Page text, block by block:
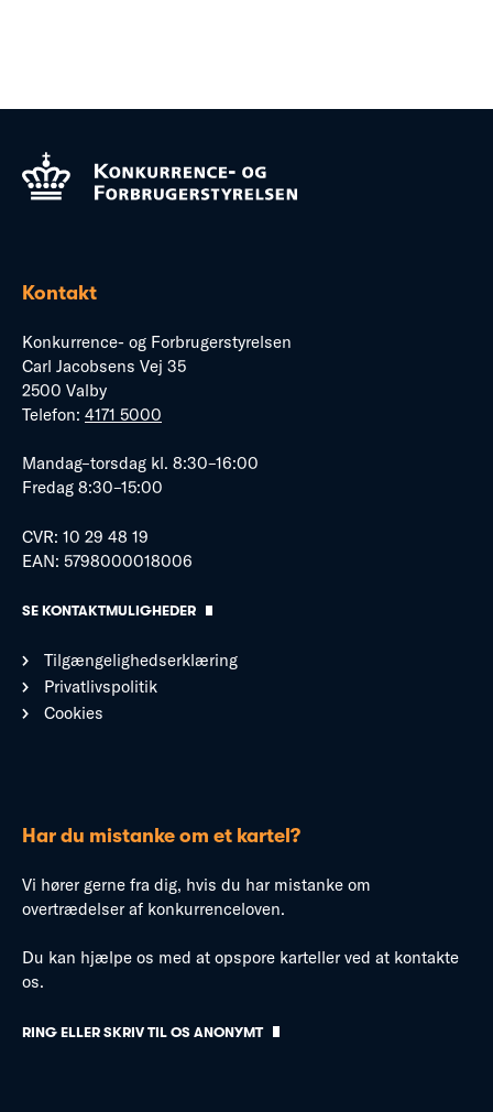
Kontakt
Konkurrence- og Forbrugerstyrelsen
Carl Jacobsens Vej 35
2500 Valby
Telefon: 4171 5000
Mandag–torsdag kl. 8:30–16:00
Fredag 8:30–15:00
CVR: 10 29 48 19
EAN: 5798000018006
SE KONTAKTMULIGHEDER
Tilgængelighedserklæring
Privatlivspolitik
Cookies
Har du mistanke om et kartel?
Vi hører gerne fra dig, hvis du har mistanke om
overtrædelser af konkurrenceloven.
Du kan hjælpe os med at opspore karteller ved at kontakte
os.
RING ELLER SKRIV TIL OS ANONYMT